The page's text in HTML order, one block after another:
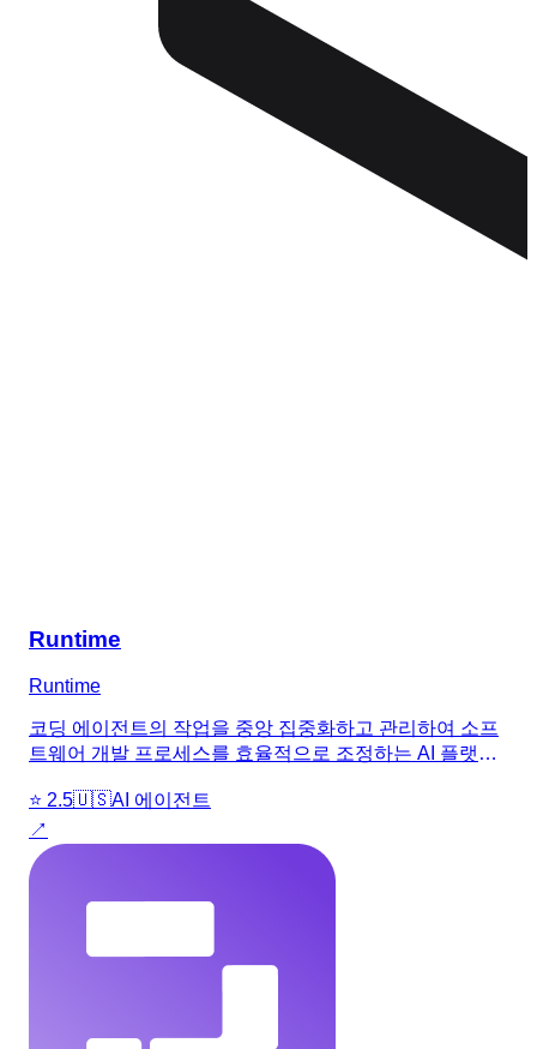
Runtime
Runtime
코딩 에이전트의 작업을 중앙 집중화하고 관리하여 소프
트웨어 개발 프로세스를 효율적으로 조정하는 AI 플랫폼
⭐ 2.5🇺🇸AI 에이전트
↗